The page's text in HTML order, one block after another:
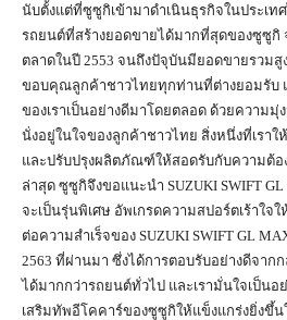
นับตั้งแต่ที่ซูซูกิเข้ามาดำเนินธุรกิจในประเทศ
รถยนต์ที่สร้างยอดขายได้มากที่สุดของซูซูกิ
ตลาดในปี 2553 จนถึงปัจุบันมียอดขายรวมสู
ขอบคุณลูกค้าชาวไทยทุกท่านที่ต่างยอมรั
ของเราเป็นอย่างดีมาโดยตลอด ด้วยความ
นั่งอยู่ในใจของลูกค้าชาวไทย สิ่งหนึ่งที่เรา
และปรับปรุงผลิตภัณฑ์ให้สอดรับกับความต้อ
ล่าสุด ซูซูกิจึงขอแนะนำ SUZUKI SWIFT
จะเป็นรุ่นพิเศษ อัพเกรดความสปอร์ตเร้าใจ
ต่อความสำเร็จของ SUZUKI SWIFT GL
2563 ที่ผ่านมา ซึ่งได้การตอบรับอย่างดีจาก
ได้มากกว่ารถยนต์ทั่วไป และเรามั่นใจเป็นอ
เสริมทัพอีโคคาร์ของซูซูกิให้แข็งแกร่งยิ่งขึ้